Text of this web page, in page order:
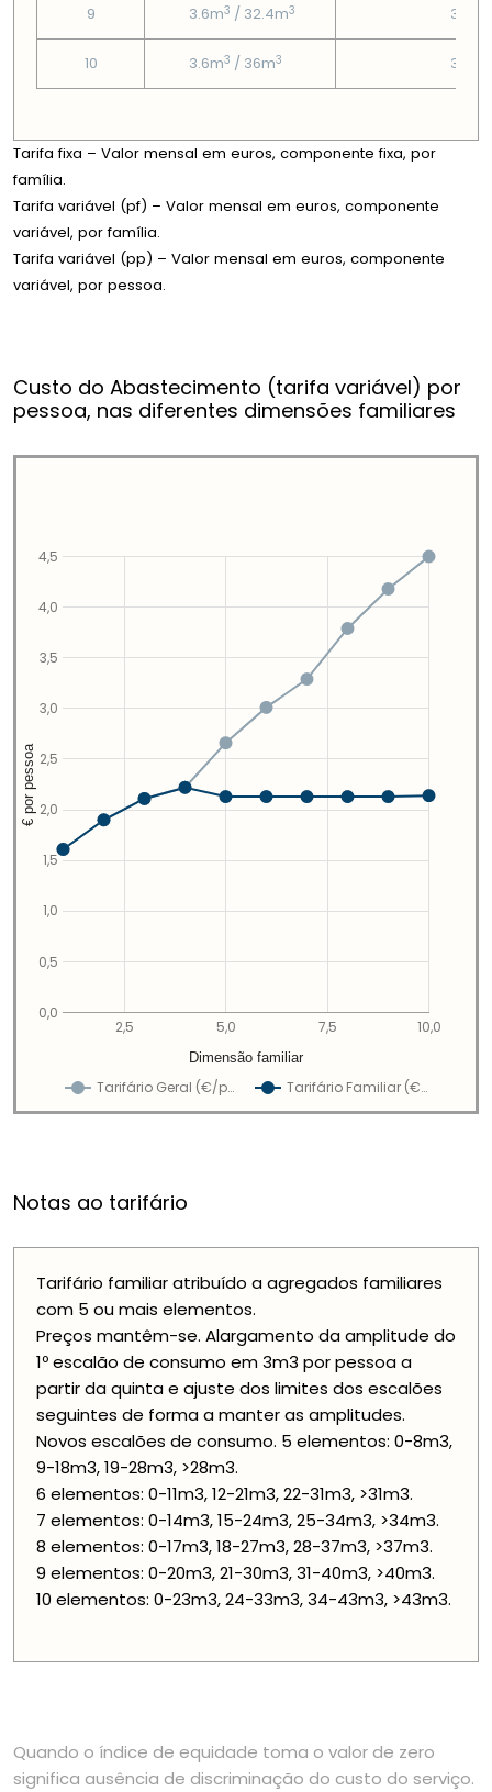
9 3.6m3 / 32.4m3 3.54€
10 3.6m3 / 36m3 3.54€
Tarifa fixa – Valor mensal em euros, componente fixa, por
família.
Tarifa variável (pf) – Valor mensal em euros, componente
variável, por família.
Tarifa variável (pp) – Valor mensal em euros, componente
variável, por pessoa.
Custo do Abastecimento (tarifa variável) por
pessoa, nas diferentes dimensões familiares
Tarifário Geral (€/p… Tarifário Familiar (€…
2,5 5,0 7,5 10,0
0,0
0,5
1,0
1,5
2,0
2,5
3,0
3,5
4,0
4,5
Dimensão familiar
€ por pessoa
Notas ao tarifário
Tarifário familiar atribuído a agregados familiares
com 5 ou mais elementos.
Preços mantêm-se. Alargamento da amplitude do
1º escalão de consumo em 3m3 por pessoa a
partir da quinta e ajuste dos limites dos escalões
seguintes de forma a manter as amplitudes.
Novos escalões de consumo. 5 elementos: 0-8m3,
9-18m3, 19-28m3, >28m3.
6 elementos: 0-11m3, 12-21m3, 22-31m3, >31m3.
7 elementos: 0-14m3, 15-24m3, 25-34m3, >34m3.
8 elementos: 0-17m3, 18-27m3, 28-37m3, >37m3.
9 elementos: 0-20m3, 21-30m3, 31-40m3, >40m3.
10 elementos: 0-23m3, 24-33m3, 34-43m3, >43m3.
Quando o índice de equidade toma o valor de zero
significa ausência de discriminação do custo do serviço.